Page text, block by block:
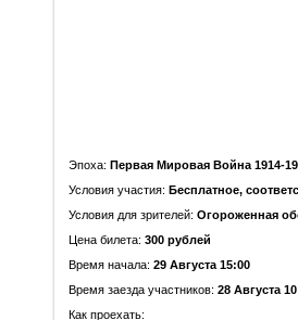
Эпоха: Первая Мировая Война 1914-
Условия участия: Бесплатное,
Условия для зрителей: Огороженная
Цена билета: 300 рублей
Время начала: 29 Августа 15:00
Время заезда участников: 28 Августа
Как проехать: